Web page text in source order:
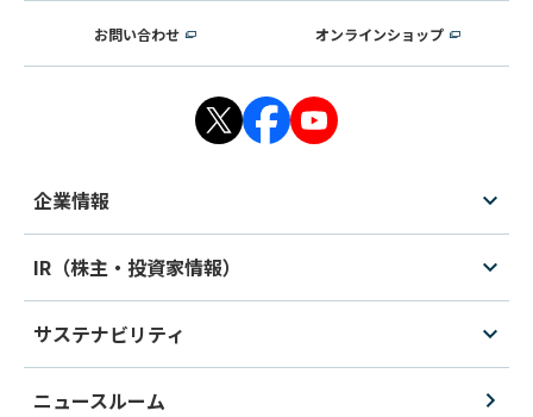
お問い合わせ オンラインショップ
企業情報
IR（株主・投資家情報）
サステナビリティ
ニュースルーム